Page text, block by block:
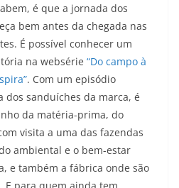
é que a jornada dos
bem antes da chegada nas
É possível conhecer um
na websérie “Do campo à
. Com um episódio
dos sanduíches da marca, é
da matéria-prima, do
visita a uma das fazendas
ambiental e o bem-estar
e também a fábrica onde são